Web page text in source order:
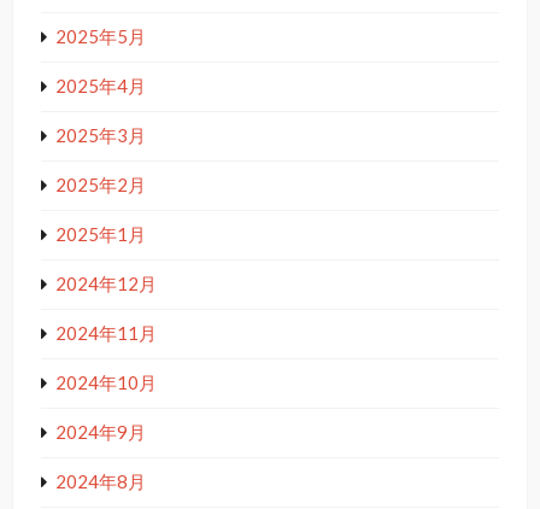
2025年5月
2025年4月
2025年3月
2025年2月
2025年1月
2024年12月
2024年11月
2024年10月
2024年9月
2024年8月